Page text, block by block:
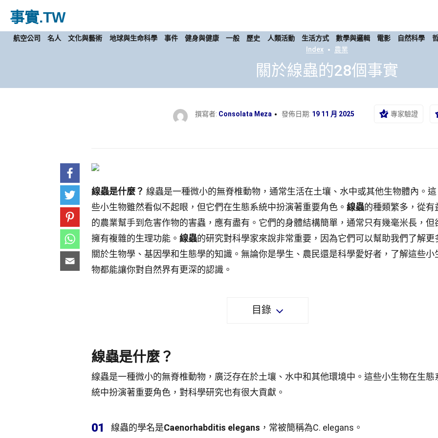
事實.TW
航空公司 名人 文化與藝術 地球與生命科學 事件 健身與健康 一般 歷史 人類活動 生活方式 數學與邏輯 電影 自然科學
Index
農業
關於線蟲的28個事實
撰寫者: Consolata Meza 發佈日期: 19 11 月 2025 專家驗證
線蟲是什麼？ 線蟲是一種微小的無脊椎動物，通常生活在土壤、水中或其他生物體內。這
些小生物雖然看似不起眼，但它們在生態系統中扮演著重要角色。 線蟲的種類繁多，從有
的農業幫手到危害作物的害蟲，應有盡有。它們的身體結構簡單，通常只有幾毫米長，但
擁有複雜的生理功能。 線蟲的研究對科學家來說非常重要，因為它們可以幫助我們了解更
關於生物學、基因學和生態學的知識。無論你是學生、農民還是科學愛好者，了解這些小
物都能讓你對自然界有更深的認識。
目錄
線蟲是什麼？
線蟲是一種微小的無脊椎動物，廣泛存在於土壤、水中和其他環境中。這些小生物在生態
統中扮演著重要角色，對科學研究也有很大貢獻。
01 線蟲的學名是Caenorhabditis elegans ，常被簡稱為C. elegans。